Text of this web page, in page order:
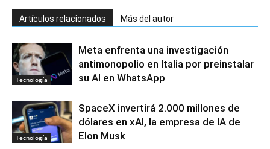
Artículos relacionados Más del autor
Tecnología
Meta enfrenta una investigación
antimonopolio en Italia por preinstalar
su AI en WhatsApp
Tecnología
SpaceX invertirá 2.000 millones de
dólares en xAI, la empresa de IA de
Elon Musk